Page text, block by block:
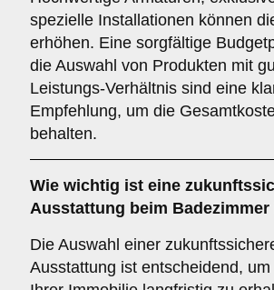
spezielle Installationen können
erhöhen. Eine sorgfältige
die Auswahl von Produkten mit
Leistungs-Verhältnis sind eine
Empfehlung, um die
behalten.
Wie wichtig ist eine
Ausstattung beim Badezimmer
Die Auswahl einer
Ausstattung ist entscheidend,